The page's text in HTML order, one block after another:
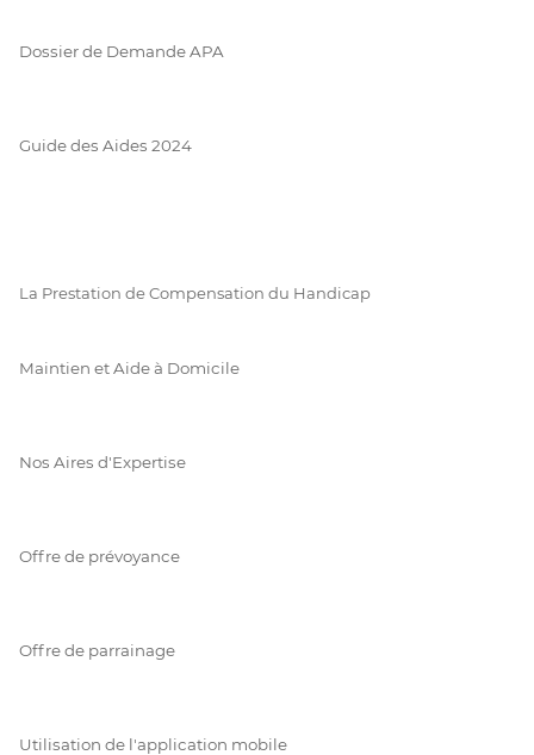
Dossier de Demande APA
Guide des Aides 2024
La Prestation de Compensation du Handicap
Maintien et Aide à Domicile
Nos Aires d'Expertise
Offre de prévoyance
Offre de parrainage
Utilisation de l'application mobile